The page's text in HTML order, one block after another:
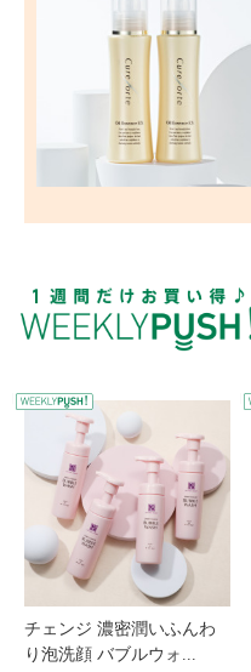
チェンジ 濃密潤いふんわ
り泡洗顔 バブルウォ...